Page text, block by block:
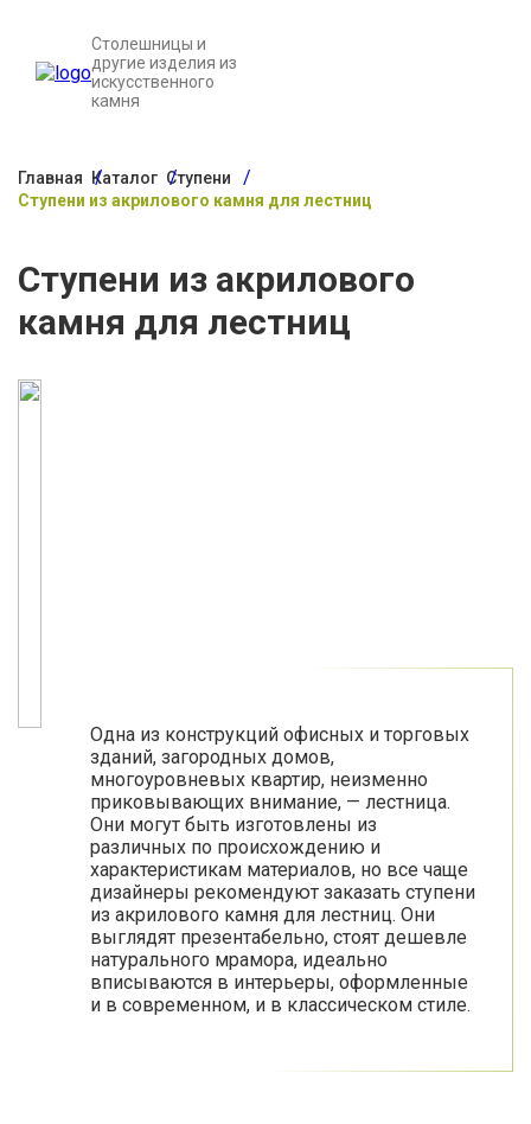
Столешницы и
другие изделия из
искусственного
камня
Главная Каталог Ступени
Ступени из акрилового камня для лестниц
Ступени из акрилового
камня для лестниц
Одна из конструкций офисных и торговых
зданий, загородных домов,
многоуровневых квартир, неизменно
приковывающих внимание, — лестница.
Они могут быть изготовлены из
различных по происхождению и
характеристикам материалов, но все чаще
дизайнеры рекомендуют заказать ступени
из акрилового камня для лестниц. Они
выглядят презентабельно, стоят дешевле
натурального мрамора, идеально
вписываются в интерьеры, оформленные
и в современном, и в классическом стиле.